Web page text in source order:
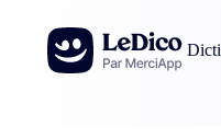
Aller au contenu